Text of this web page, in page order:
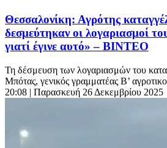
Θεσσαλονίκη: Αγρότης
δεσμεύτηκαν οι λογαριασμοί
γιατί έγινε αυτό» – ΒΙΝΤΕΟ
Τη δέσμευση των λογαριασμών του
Μπότας, γενικός γραμματέας Β’
20:08 | Παρασκευή 26 Δεκεμβρίου 2025